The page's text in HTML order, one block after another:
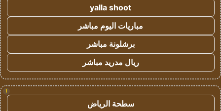
yalla shoot
مباريات اليوم مباشر
برشلونة مباشر
ريال مدريد مباشر
!
سطحة الرياض